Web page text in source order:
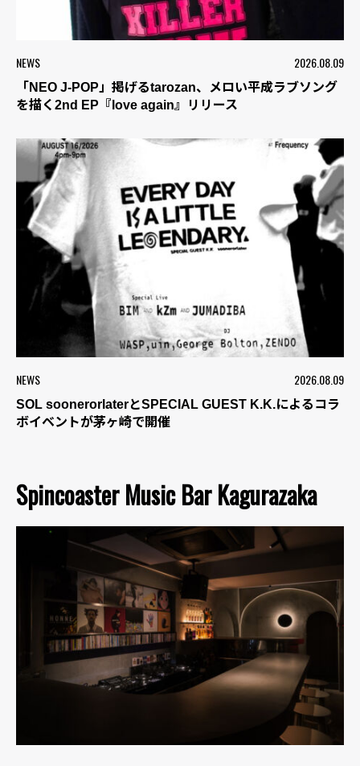
NEWS 2026.08.09
「NEO J-POP」掲げるtarozan、メロい平成ラブソング
を描く2nd EP『love again』リリース
NEWS 2026.08.09
SOL soonerorlaterとSPECIAL GUEST K.K.によるコラ
ボイベントが茅ヶ崎で開催
Spincoaster Music Bar Kagurazaka